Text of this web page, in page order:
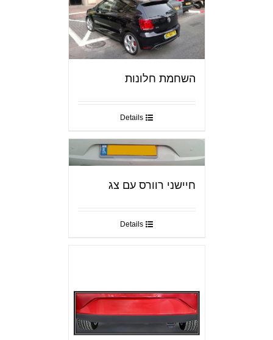
השחמת חלונות
Details
חיישני רוורס עם צג
Details